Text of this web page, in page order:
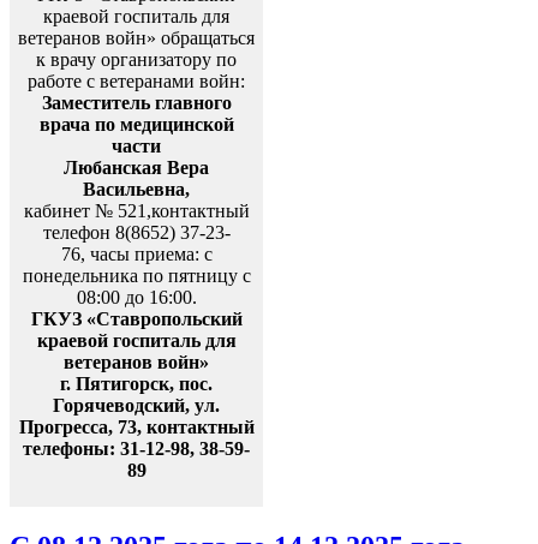
краевой госпиталь для
ветеранов войн» обращаться
к врачу организатору по
работе с ветеранами войн:
Заместитель главного
врача по медицинской
части
Любанская Вера
Васильевна,
кабинет № 521,контактный
телефон 8(8652) 37-23-
76, часы приема: с
понедельника по пятницу с
08:00 до 16:00.
ГКУЗ «Ставропольский
краевой госпиталь для
ветеранов войн»
г. Пятигорск, пос.
Горячеводский, ул.
Прогресса, 73, контактный
телефоны: 31-12-98, 38-59-
89